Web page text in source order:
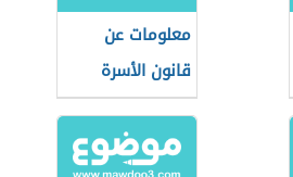
معلومات عن
قانون الأسرة
الجزائري